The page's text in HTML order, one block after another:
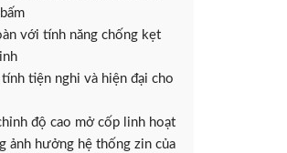
với tính năng chống kẹt
tiện nghi và hiện đại cho
độ cao mở cốp linh hoạt
ảnh hưởng hệ thống zin của